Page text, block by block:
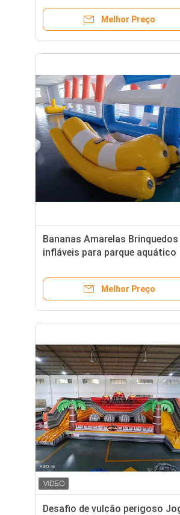
adolescentes
Melhor Preço
Bananas Amarelas Brinquedos
infláveis para parque aquático
Melhor Preço
Desafio de vulcão perigoso